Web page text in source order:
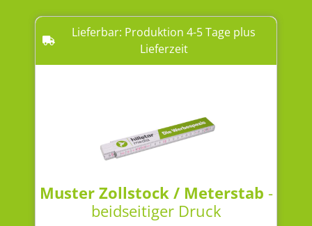
Lieferbar: Produktion 4-5 Tage plus
Lieferzeit
Muster Zollstock / Meterstab -
beidseitiger Druck